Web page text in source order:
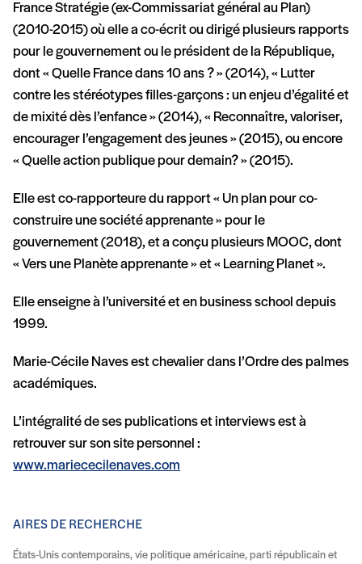
France Stratégie (ex-Commissariat général au Plan)
(2010-2015) où elle a co-écrit ou dirigé plusieurs rapports
pour le gouvernement ou le président de la République,
dont « Quelle France dans 10 ans ? » (2014), « Lutter
contre les stéréotypes filles-garçons : un enjeu d’égalité et
de mixité dès l’enfance » (2014), « Reconnaître, valoriser,
encourager l’engagement des jeunes » (2015), ou encore
« Quelle action publique pour demain? » (2015).
Elle est co-rapporteure du rapport « Un plan pour co-
construire une société apprenante » pour le
gouvernement (2018), et a conçu plusieurs MOOC, dont
« Vers une Planète apprenante » et « Learning Planet ».
Elle enseigne à l’université et en business school depuis
1999.
Marie-Cécile Naves est chevalier dans l’Ordre des palmes
académiques.
L’intégralité de ses publications et interviews est à
retrouver sur son site personnel :
www.mariececilenaves.com
AIRES DE RECHERCHE
États-Unis contemporains, vie politique américaine, parti républicain et